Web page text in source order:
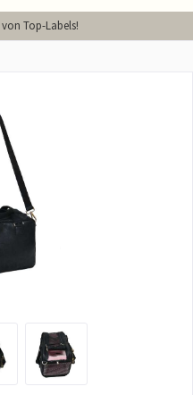
Top-Labels!